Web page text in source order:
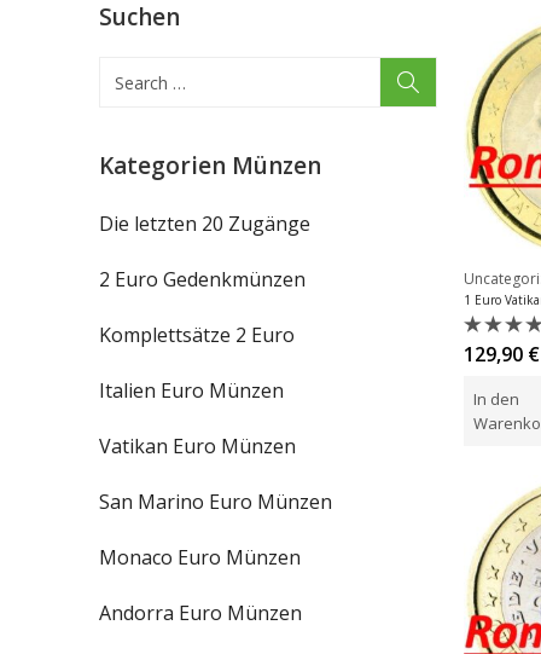
mit
von
5
129,90 €
In den
Suchen
Kategorien Münzen
Die letzten 20 Zugänge
2 Euro Gedenkmünzen
Komplettsätze 2 Euro
Italien Euro Münzen
Vatikan Euro Münzen
San Marino Euro Münzen
Monaco Euro Münzen
Andorra Euro Münzen